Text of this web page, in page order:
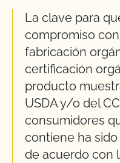
La clave para
compromiso
fabricación
certificación
producto
USDA y/o del
consumidores
contiene ha
de acuerdo con